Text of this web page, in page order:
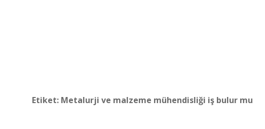
Etiket: Metalurji ve malzeme mühendisliği iş bulur mu